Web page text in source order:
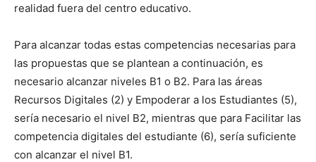
realidad fuera del centro educativo.
Para alcanzar todas estas competencias necesarias para
las propuestas que se plantean a continuación, es
necesario alcanzar niveles B1 o B2. Para las áreas
Recursos Digitales (2) y Empoderar a los Estudiantes (5),
sería necesario el nivel B2, mientras que para Facilitar las
competencia digitales del estudiante (6), sería suficiente
con alcanzar el nivel B1.